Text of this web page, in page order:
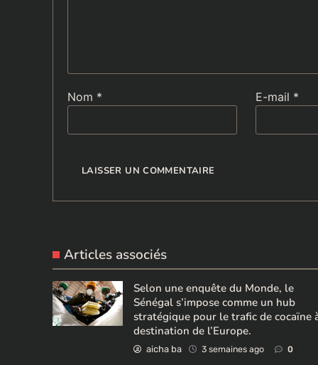
Nom * E-mail *
Articles associés
Selon une enquête du Monde, le
Sénégal s’impose comme un hub
stratégique pour le trafic de cocaïne
destination de l’Europe.
aicha ba 3 semaines ago 0